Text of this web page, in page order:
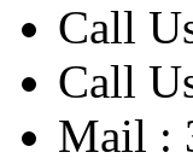
Call
Call
Mail :